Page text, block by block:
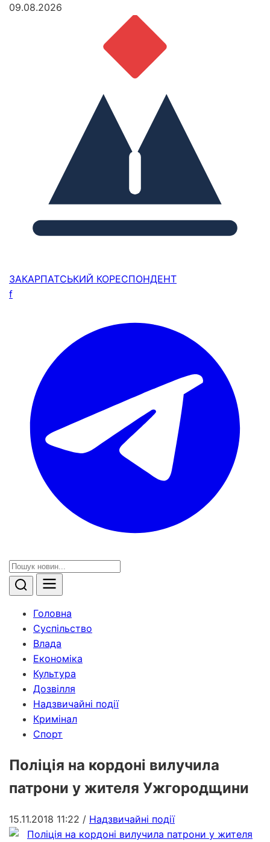
09.08.2026
ЗАКАРПАТСЬКИЙ КОРЕСПОНДЕНТ
f
Головна
Суспільство
Влада
Економіка
Культура
Дозвілля
Надзвичайні події
Кримінал
Спорт
Поліція на кордоні вилучила
патрони у жителя Ужгородщини
15.11.2018 11:22 / Надзвичайні події